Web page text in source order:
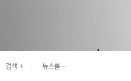
검색 뉴스룸